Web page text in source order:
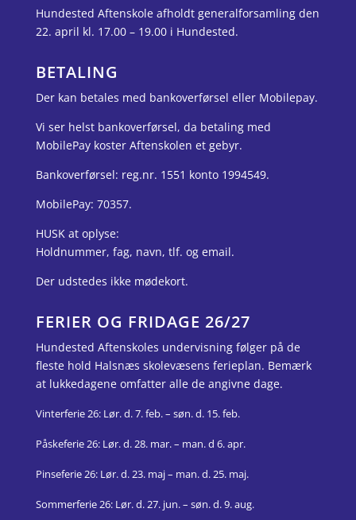
Hundested Aftenskole afholdt generalforsamling den
22. april kl. 17.00 – 19.00 i Hundested.
BETALING
Der kan betales med bankoverførsel eller Mobilepay.
Vi ser helst bankoverførsel, da betaling med
MobilePay koster Aftenskolen et gebyr.
Bankoverførsel: reg.nr. 1551 konto 1994549.
MobilePay: 70357.
HUSK at oplyse:
Holdnummer, fag, navn, tlf. og email.
Der udstedes ikke mødekort.
FERIER OG FRIDAGE 26/27
Hundested Aftenskoles undervisning følger på de
fleste hold Halsnæs skolevæsens ferieplan. Bemærk
at lukkedagene omfatter alle de angivne dage.
Vinterferie 26: Lør. d. 7. feb. – søn. d. 15. feb.
Påskeferie 26: Lør. d. 28. mar.– man. d 6. apr.
Pinseferie 26: Lør. d. 23. maj – man. d. 25. maj.
Sommerferie 26: Lør. d.27. jun. – søn. d. 9. aug.